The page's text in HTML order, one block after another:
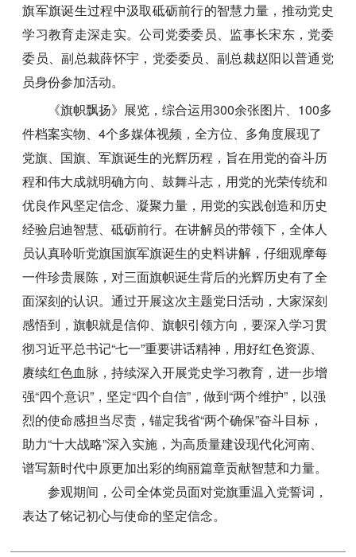
旗军旗诞生过程中汲取砥砺前行的智慧力量，推动党史
学习教育走深走实。公司党委委员、监事长宋东，党委
委员、副总裁薛怀宇，党委委员、副总裁赵阳以普通党
员身份参加活动。
《旗帜飘扬》展览，综合运用300余张图片、100多
件档案实物、4个多媒体视频，全方位、多角度展现了
党旗、国旗、军旗诞生的光辉历程，旨在用党的奋斗历
程和伟大成就明确方向、鼓舞斗志，用党的光荣传统和
优良作风坚定信念、凝聚力量，用党的实践创造和历史
经验启迪智慧、砥砺前行。在讲解员的带领下，全体人
员认真聆听党旗国旗军旗诞生的史料讲解，仔细观摩每
一件珍贵展陈，对三面旗帜诞生背后的光辉历史有了全
面深刻的认识。通过开展这次主题党日活动，大家深刻
感悟到，旗帜就是信仰、旗帜引领方向，要深入学习贯
彻习近平总书记“七一”重要讲话精神，用好红色资源、
赓续红色血脉，持续深入开展党史学习教育，进一步增
强“四个意识”，坚定“四个自信”，做到“两个维护”，以强
烈的使命感担当尽责，锚定我省“两个确保”奋斗目标，
助力“十大战略”深入实施，为高质量建设现代化河南、
谱写新时代中原更加出彩的绚丽篇章贡献智慧和力量。
参观期间，公司全体党员面对党旗重温入党誓词，
表达了铭记初心与使命的坚定信念。